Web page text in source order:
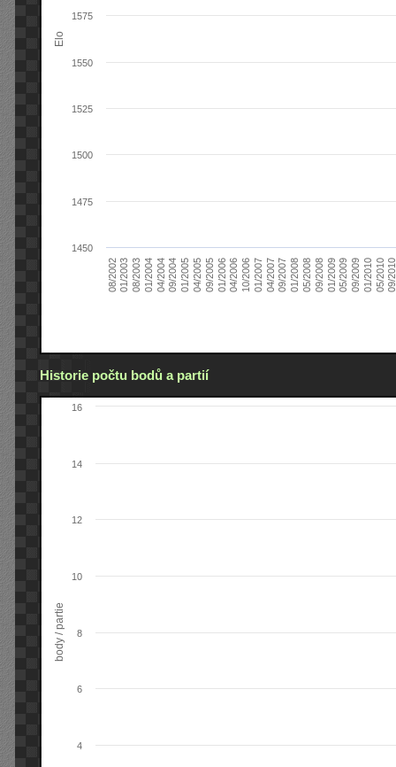
Elo
08/200201/200308/200301/200404/200409/200401/200504/200509/200501/200604/200610/200601/200704/200709/200701/200805/200809/200801/200905/200909/200901/201005/201009/
1450
1475
1500
1525
1550
1575
Historie počtu bodů a partií
body / partie
4
6
8
10
12
14
16